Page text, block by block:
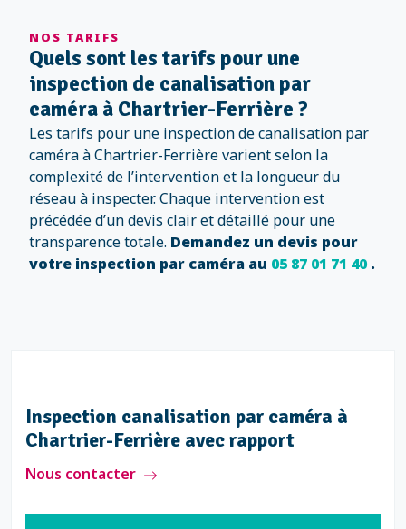
NOS TARIFS
Quels sont les tarifs pour une
inspection de canalisation par
caméra à Chartrier-Ferrière ?
Les tarifs pour une inspection de canalisation par
caméra à Chartrier-Ferrière varient selon la
complexité de l’intervention et la longueur du
réseau à inspecter. Chaque intervention est
précédée d’un devis clair et détaillé pour une
transparence totale. Demandez un devis pour
votre inspection par caméra au 05 87 01 71 40.
Inspection canalisation par caméra à
Chartrier-Ferrière avec rapport
Nous contacter